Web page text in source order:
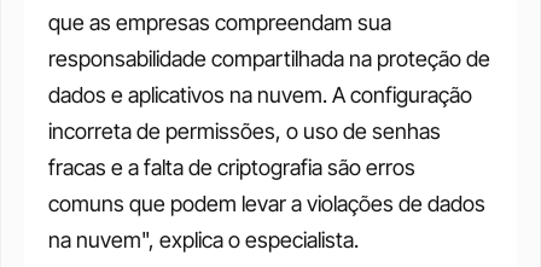
que as empresas compreendam sua
responsabilidade compartilhada na proteção de
dados e aplicativos na nuvem. A configuração
incorreta de permissões, o uso de senhas
fracas e a falta de criptografia são erros
comuns que podem levar a violações de dados
na nuvem", explica o especialista.